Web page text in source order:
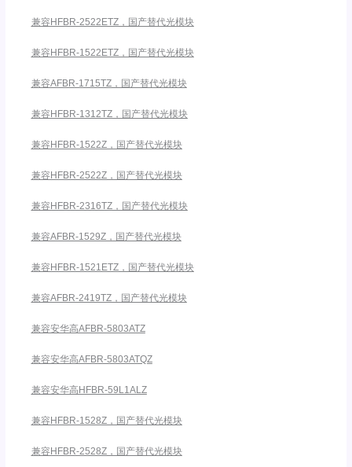
兼容HFBR-2522ETZ，国产替代光模块
兼容HFBR-1522ETZ，国产替代光模块
兼容AFBR-1715TZ，国产替代光模块
兼容HFBR-1312TZ，国产替代光模块
兼容HFBR-1522Z，国产替代光模块
兼容HFBR-2522Z，国产替代光模块
兼容HFBR-2316TZ，国产替代光模块
兼容AFBR-1529Z，国产替代光模块
兼容HFBR-1521ETZ，国产替代光模块
兼容AFBR-2419TZ，国产替代光模块
兼容安华高AFBR-5803ATZ
兼容安华高AFBR-5803ATQZ
兼容安华高HFBR-59L1ALZ
兼容HFBR-1528Z，国产替代光模块
兼容HFBR-2528Z，国产替代光模块